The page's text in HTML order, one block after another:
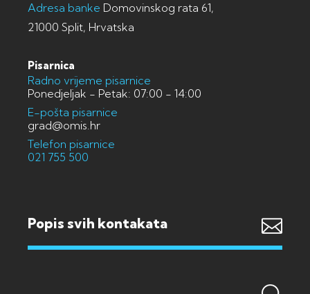
Adresa banke Domovinskog rata 61,
21000 Split, Hrvatska
Pisarnica
Radno vrijeme pisarnice
Ponedjeljak - Petak: 07:00 - 14:00
E-pošta pisarnice
grad@omis.hr
Telefon pisarnice
021 755 500
Popis svih kontakata